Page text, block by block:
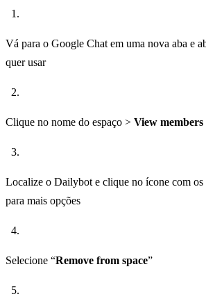
Vá para o Google Chat em uma nova aba e
quer usar
Clique no nome do espaço > View members
Localize o Dailybot e clique no ícone com os
para mais opções
Selecione “Remove from space”